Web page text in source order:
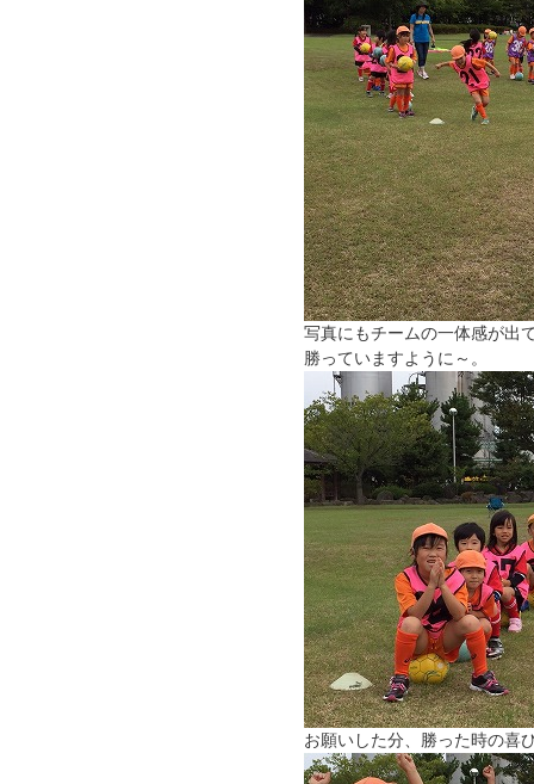
写真にもチームの一体感が出
勝っていますように～。
お願いした分、勝った時の喜